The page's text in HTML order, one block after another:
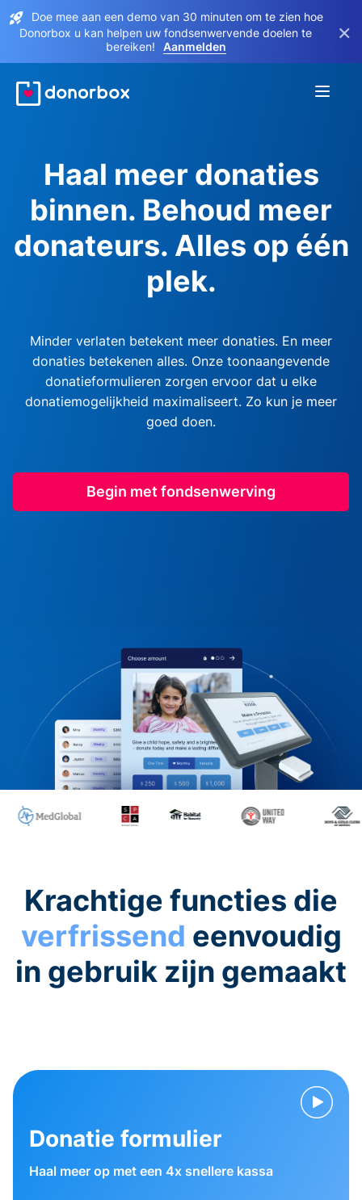
Doe mee aan een demo van 30 minuten om te zien hoe
Donorbox u kan helpen uw fondsenwervende doelen te
bereiken!
Aanmelden
×
Haal meer donaties
binnen. Behoud meer
donateurs. Alles op één
plek.
Minder verlaten betekent meer donaties. En meer
donaties betekenen alles. Onze toonaangevende
donatieformulieren zorgen ervoor dat u elke
donatiemogelijkheid maximaliseert. Zo kun je meer
goed doen.
Begin met fondsenwerving
Krachtige functies die
verfrissend eenvoudig
in gebruik zijn gemaakt
Donatie formulier
Haal meer op met een 4x snellere kassa